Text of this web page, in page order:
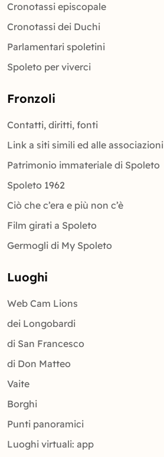
Cronotassi episcopale
Cronotassi dei Duchi
Parlamentari spoletini
Spoleto per viverci
Fronzoli
Contatti, diritti, fonti
Link a siti simili ed alle associazioni
Patrimonio immateriale di Spoleto
Spoleto 1962
Ciò che c’era e più non c’è
Film girati a Spoleto
Germogli di My Spoleto
Luoghi
Web Cam Lions
dei Longobardi
di San Francesco
di Don Matteo
Vaite
Borghi
Punti panoramici
Luoghi virtuali: app